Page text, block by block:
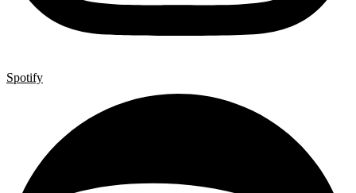
Spotify